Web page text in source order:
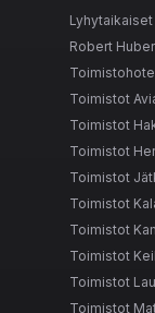
Robert
Toimistot
Toimistot
Toimistot
Toimistot
Toimistot
Toimistot
Toimistot
Toimistot
Toimistot